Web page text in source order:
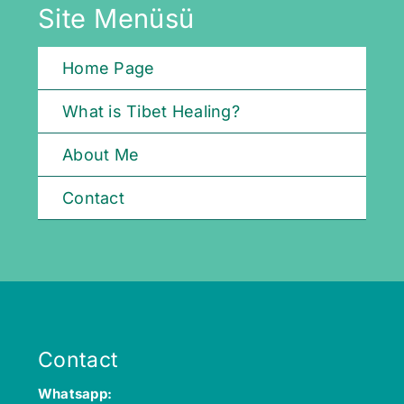
Site Menüsü
Home Page
What is Tibet Healing?
About Me
Contact
Contact
Whatsapp: